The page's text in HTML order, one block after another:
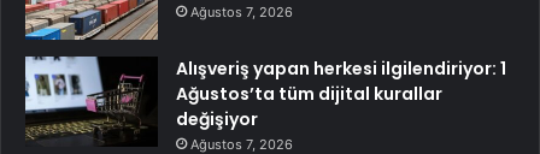
Ağustos 7, 2026
Alışveriş yapan herkesi ilgilendiriyor: 1
Ağustos’ta tüm dijital kurallar
değişiyor
Ağustos 7, 2026